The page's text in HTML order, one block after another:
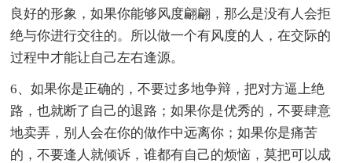
良好的形象，如果你能够风度翩翩，那么是没有人会拒
绝与你进行交往的。所以做一个有风度的人，在交际的
过程中才能让自己左右逢源。
6、如果你是正确的，不要过多地争辩，把对方逼上绝
路，也就断了自己的退路；如果你是优秀的，不要肆意
地卖弄，别人会在你的做作中远离你；如果你是痛苦
的，不要逢人就倾诉，谁都有自己的烦恼，莫把可以成